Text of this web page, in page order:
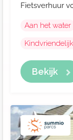
Fietsverhuur
Aan het water
Kindvriendelijk
Bekijk